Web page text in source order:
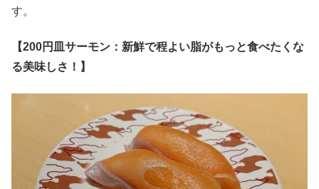
す。
【200円皿サーモン：新鮮で程よい脂がもっと食べたくな
る美味しさ！】